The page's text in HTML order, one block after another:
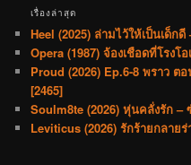
เรื่องล่าสุด
Heel (2025) ล่ามไว้ให้เป็นเด็ก
Opera (1987) จ้องเชือดที่โรงโ
Proud (2026) Ep.6-8 พราว ต
[2465]
Soulm8te (2026) หุ่นคลั่งรัก –
Leviticus (2026) รักร้ายกลายร่